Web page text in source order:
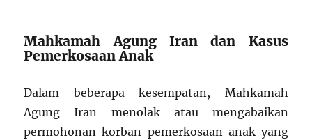
Mahkamah Agung Iran dan Kasus
Pemerkosaan Anak
Dalam beberapa kesempatan, Mahkamah
Agung Iran menolak atau mengabaikan
permohonan korban pemerkosaan anak yang